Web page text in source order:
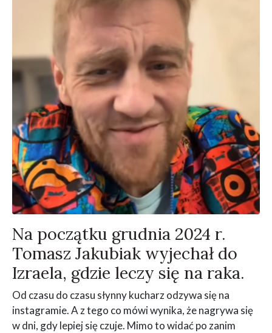
Na początku grudnia 2024 r.
Tomasz Jakubiak wyjechał do
Izraela, gdzie leczy się na raka.
Od czasu do czasu słynny kucharz odzywa się na
instagramie. A z tego co mówi wynika, że nagrywa się
w dni, gdy lepiej się czuje. Mimo to widać po zanim